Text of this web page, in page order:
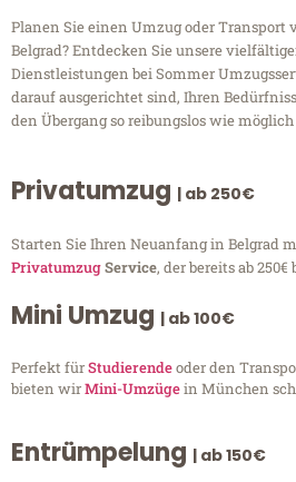
Planen Sie einen Umzug oder
Belgrad? Entdecken Sie unsere
Dienstleistungen bei Sommer
darauf ausgerichtet sind, Ihren
den Übergang so reibungslos wie
Privatumzug | ab 250€
Starten Sie Ihren Neuanfang in Belgrad
PrivatumzugService, der bereits ab
Mini Umzug | ab 100€
Perfekt fürStudierendeoder den
bieten wirMini-Umzügein München
Entrümpelung | ab 150€